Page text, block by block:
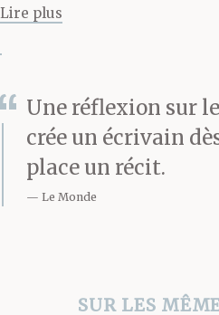
Lire plus
Une réflexion sur
crée un écrivain
place un récit.
Le Monde
SUR LES